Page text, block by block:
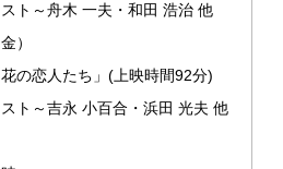
～舟木 一夫・和田 浩治 他
）
花の恋人たち」(上映時間92分)
～吉永 小百合・浜田 光夫 他